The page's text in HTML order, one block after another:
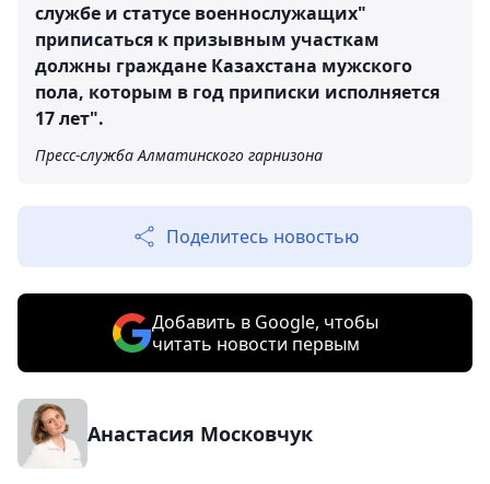
службе и статусе военнослужащих"
приписаться к призывным участкам
должны граждане Казахстана мужского
пола, которым в год приписки исполняется
17 лет".
Пресс-служба Алматинского гарнизона
Поделитесь новостью
Добавить в Google, чтобы
читать новости первым
Анастасия Московчук